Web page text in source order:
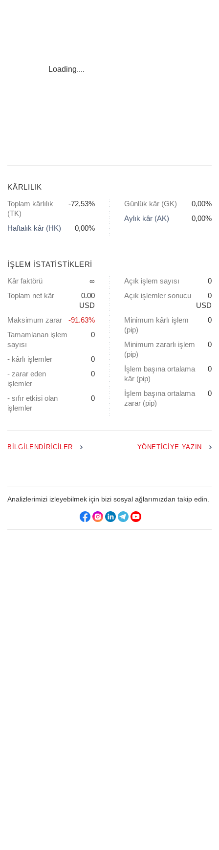
Loading......
KÂRLILIK
Toplam kârlılık
(TK)
-72,53%
Haftalık kâr (HK) 0,00%
Günlük kâr (GK)
0,00%
Aylık kâr (AK)
0,00%
İŞLEM ISTATISTIKLERI
Kâr faktörü
∞
Toplam net kâr
0.00
USD
Maksimum zarar
-91.63%
Tamamlanan işlem
sayısı
0
- kârlı işlemler
0
- zarar eden
işlemler
0
- sıfır etkisi olan
işlemler
0
Açık işlem sayısı
0
Açık işlemler sonucu
0
USD
Minimum kârlı işlem
(pip)
0
Minimum zararlı işlem
(pip)
0
İşlem başına ortalama
kâr (pip)
0
İşlem başına ortalama
zarar (pip)
0
BILGILENDIRICILER YÖNETICIYE YAZIN
Analizlerimizi izleyebilmek için bizi sosyal ağlarımızdan takip edin.